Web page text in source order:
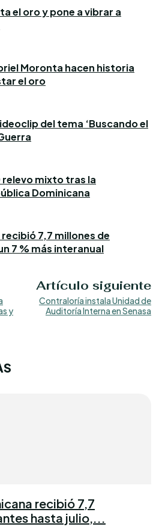
el oro y pone a vibrar a
Moronta hacen historia
el oro
del tema ‘Buscando el
relevo mixto tras la
Dominicana
7,7 millones de
7 % más interanual
y
Artículo siguiente
Contraloría instala Unidad de
Auditoría Interna en Senasa
recibió 7,7
hasta julio,...